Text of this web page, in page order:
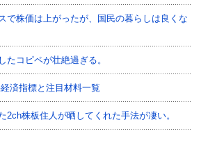
で株価は上がったが、国民の暮らしは良くな
たコピペが壮絶過ぎる。
済指標と注目材料一覧
2ch株板住人が晒してくれた手法が凄い。